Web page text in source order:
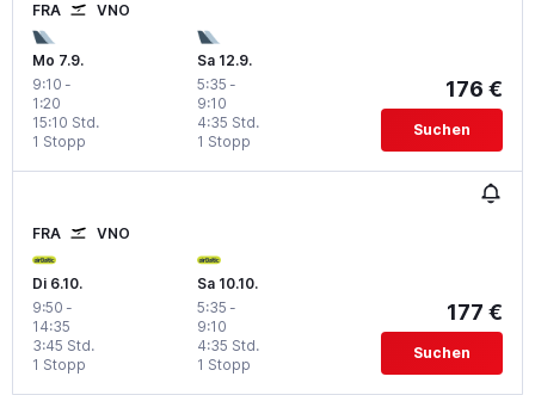
FRA VNO
Mo 7.9.
9:10 -
1:20
1 Stopp
15:10 Std.
Sa 12.9.
5:35 -
9:10
1 Stopp
4:35 Std.
176 €
Suchen
FRA VNO
Di 6.10.
9:50 -
14:35
1 Stopp
3:45 Std.
Sa 10.10.
5:35 -
9:10
1 Stopp
4:35 Std.
177 €
Suchen